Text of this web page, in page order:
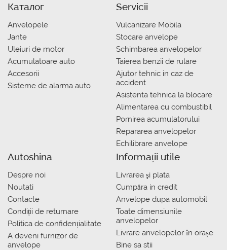
Каталог
Anvelopele
Jante
Uleiuri de motor
Acumulatoare auto
Accesorii
Sisteme de alarma auto
Servicii
Vulcanizare Mobila
Stocare anvelope
Schimbarea anvelopelor
Taierea benzii de rulare
Ajutor tehnic in caz de
accident
Asistenta tehnica la blocare
Alimentarea cu combustibil
Pornirea acumulatorului
Repararea anvelopelor
Echilibrare anvelope
Autoshina
Despre noi
Noutati
Contacte
Condiții de returnare
Politica de confidențialitate
A deveni furnizor de
anvelope
Informații utile
Livrarea şi plata
Сumpăra in credit
Anvelope dupa automobil
Toate dimensiunile
anvelopelor
Livrare anvelopelor în orașe
Bine sa stii